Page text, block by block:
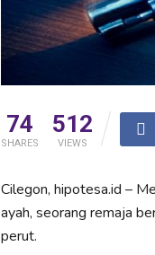
74
SHARES
512
VIEWS
Cilegon, hipotesa.id –
ayah, seorang remaja
perut.